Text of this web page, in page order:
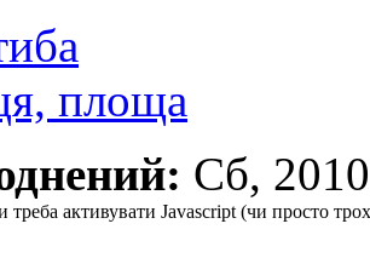
площа
Сб,
треба активувати Javascript (чи просто